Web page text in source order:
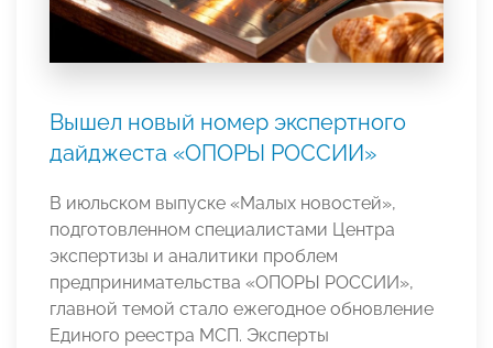
Вышел новый номер экспертного
дайджеста «ОПОРЫ РОССИИ»
В июльском выпуске «Малых новостей»,
подготовленном специалистами Центра
экспертизы и аналитики проблем
предпринимательства «ОПОРЫ РОССИИ»,
главной темой стало ежегодное обновление
Единого реестра МСП. Эксперты